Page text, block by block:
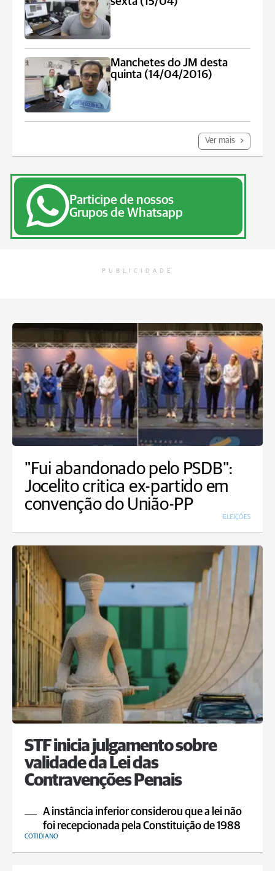
Manchetes do JM desta
quinta (14/04/2016)
Ver mais
Participe de nossos
Grupos de Whatsapp
PUBLICIDADE
"Fui abandonado pelo PSDB":
Jocelito critica ex-partido em
convenção do União-PP
ELEIÇÕES
STF inicia julgamento sobre
validade da Lei das
Contravenções Penais
A instância inferior considerou que a lei não
foi recepcionada pela Constituição de 1988
COTIDIANO